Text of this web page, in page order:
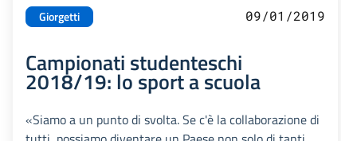
Giorgetti 09/01/2019
Campionati studenteschi
2018/19: lo sport a scuola
«Siamo a un punto di svolta. Se c'è la collaborazione di